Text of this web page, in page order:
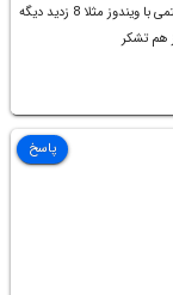
را انجام بدید. بعد اگر هارد رو به سیستمی با ویندوز مثلا 8 زدید دیگه
هم تشکر
پاسخ